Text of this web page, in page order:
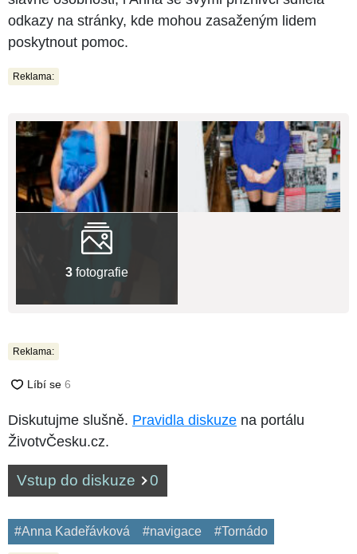
odkazy na stránky, kde mohou zasaženým lidem
poskytnout pomoc.
Reklama:
3 fotografie
Reklama:
Diskutujme slušně. Pravidla diskuze na portálu
ŽivotvČesku.cz.
Vstup do diskuze 0
#Anna Kadeřávková #navigace #Tornádo